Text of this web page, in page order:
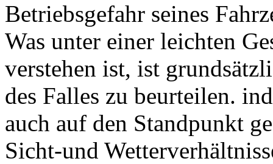
Betriebsgefahr seines
Was unter einer leichten
verstehen ist, ist
des Falles zu beurteilen.
auch auf den Standpunkt
Sicht-und